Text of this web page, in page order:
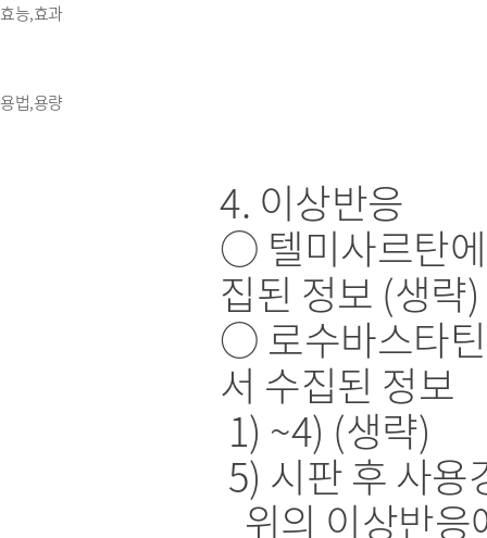
효능,효과
용법,용량
4. 이상반응
○ 텔미사르탄
집된 정보 (생략)
○ 로수바스타
서 수집된 정보
1) ~4) (생략)
5) 시판 후 사용
위의 이상반응